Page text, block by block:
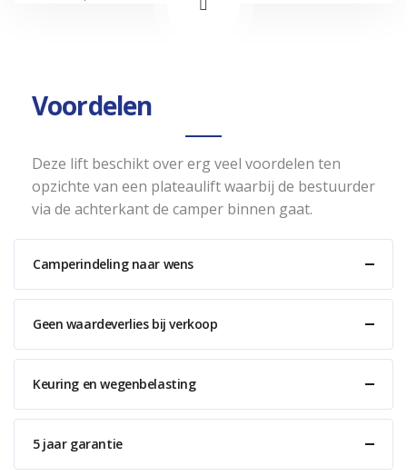
Voordelen
Deze lift beschikt over erg veel voordelen ten
opzichte van een plateaulift waarbij de bestuurder
via de achterkant de camper binnen gaat.
Camperindeling naar wens
Geen waardeverlies bij verkoop
Keuring en wegenbelasting
5 jaar garantie